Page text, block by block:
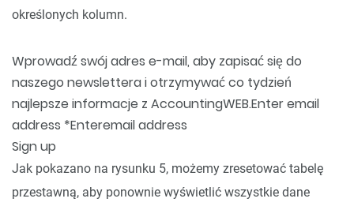
określonych kolumn.
Wprowadź swój adres e-mail, aby zapisać się do
naszego newslettera i otrzymywać co tydzień
najlepsze informacje z AccountingWEB.Enter email
address *Enteremail address
Sign up
Jak pokazano na rysunku 5, możemy zresetować tabelę
przestawną, aby ponownie wyświetlić wszystkie dane